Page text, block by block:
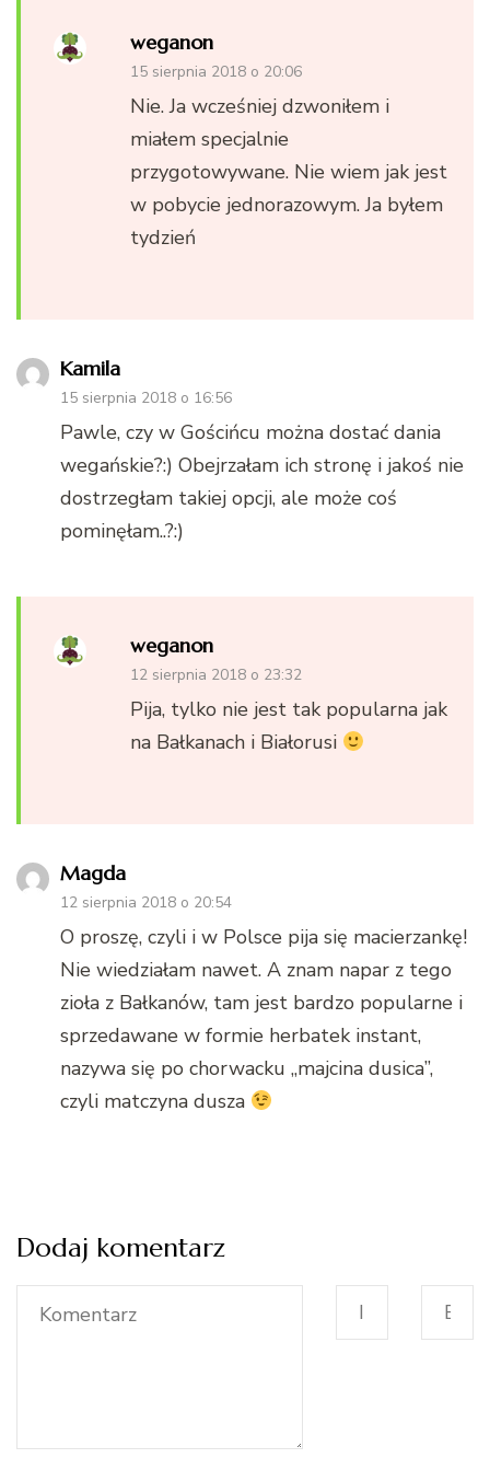
weganon
15 sierpnia 2018 o 20:06
Nie. Ja wcześniej dzwoniłem i
miałem specjalnie
przygotowywane. Nie wiem jak jest
w pobycie jednorazowym. Ja byłem
tydzień
Kamila
15 sierpnia 2018 o 16:56
Pawle, czy w Gościńcu można dostać dania
wegańskie?:) Obejrzałam ich stronę i jakoś nie
dostrzegłam takiej opcji, ale może coś
pominęłam..?:)
weganon
12 sierpnia 2018 o 23:32
Pija, tylko nie jest tak popularna jak
na Bałkanach i Białorusi
Magda
12 sierpnia 2018 o 20:54
O proszę, czyli i w Polsce pija się macierzankę!
Nie wiedziałam nawet. A znam napar z tego
zioła z Bałkanów, tam jest bardzo popularne i
sprzedawane w formie herbatek instant,
nazywa się po chorwacku „majcina dusica”,
czyli matczyna dusza
Dodaj komentarz